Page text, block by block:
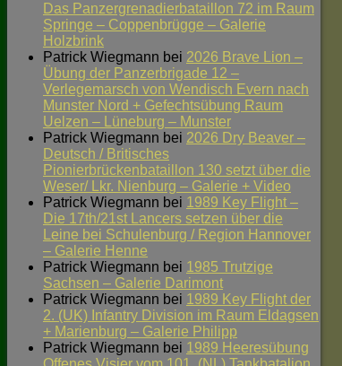
Das Panzergrenadierbataillon 72 im Raum
Springe – Coppenbrügge – Galerie
Holzbrink
Patrick Wiegmann bei 2026 Brave Lion –
Übung der Panzerbrigade 12 –
Verlegemarsch von Wendisch Evern nach
Munster Nord + Gefechtsübung Raum
Uelzen – Lüneburg – Munster
Patrick Wiegmann bei 2026 Dry Beaver –
Deutsch / Britisches
Pionierbrückenbataillon 130 setzt über die
Weser/ Lkr. Nienburg – Galerie + Video
Patrick Wiegmann bei 1989 Key Flight –
Die 17th/21st Lancers setzen über die
Leine bei Schulenburg / Region Hannover
– Galerie Henne
Patrick Wiegmann bei 1985 Trutzige
Sachsen – Galerie Darimont
Patrick Wiegmann bei 1989 Key Flight der
2. (UK) Infantry Division im Raum Eldagsen
+ Marienburg – Galerie Philipp
Patrick Wiegmann bei 1989 Heeresübung